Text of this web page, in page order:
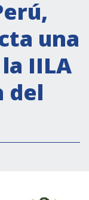
y el Caribe
de
una
IILA
del